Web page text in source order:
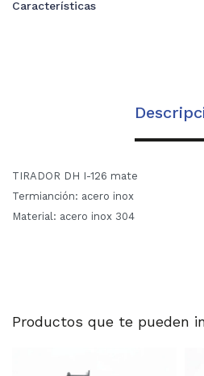
Características
TIRADOR DH I-126 mate
Termianción: acero inox
Material: acero inox 304
Productos que te pueden